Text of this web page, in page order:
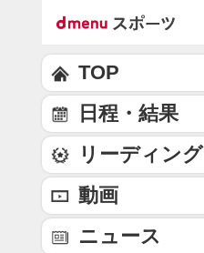
TOP
日程・結果
リーディング
動画
ニュース